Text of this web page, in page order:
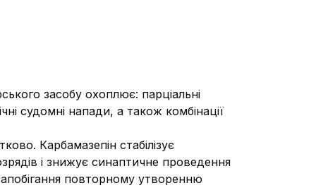
засобу охоплює: парціальні
судомні напади, а також комбінації
Карбамазепін стабілізує
і знижує синаптичне проведення
повторному утворенню